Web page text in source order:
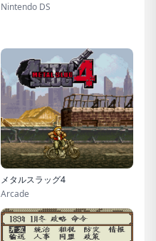
Nintendo DS
メタルスラッグ4
Arcade